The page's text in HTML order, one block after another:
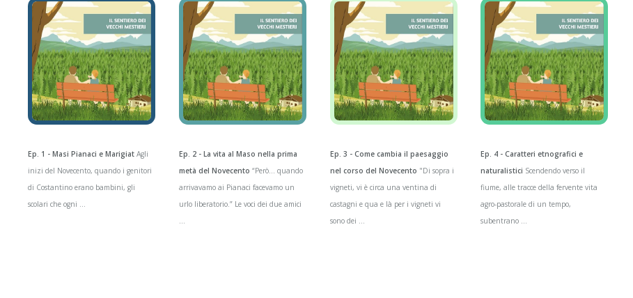
Ep. 1 - Masi Pianaci e Marigiat Agli
inizi del Novecento, quando i genitori
di Costantino erano bambini, gli
scolari che ogni ...
Ep. 2 - La vita al Maso nella prima
metà del Novecento “Però... quando
arrivavamo ai Pianaci facevamo un
urlo liberatorio.” Le voci dei due amici
Ep. 3 - Come cambia il paesaggio
nel corso del Novecento "Di sopra i
vigneti, vi è circa una ventina di
castagni e qua e là per i vigneti vi
sono dei ...
Ep. 4 - Caratteri etnografici e
naturalistici Scendendo verso il
fiume, alle tracce della fervente vita
agro-pastorale di un tempo,
subentrano ...